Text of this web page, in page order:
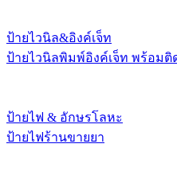
ป้ายไวนิล&อิงค์เจ็ท
ป้ายไวนิลพิมพ์อิงค์เจ็ท พร้อมติ
ป้ายไฟ & อักษรโลหะ
ป้ายไฟร้านขายยา